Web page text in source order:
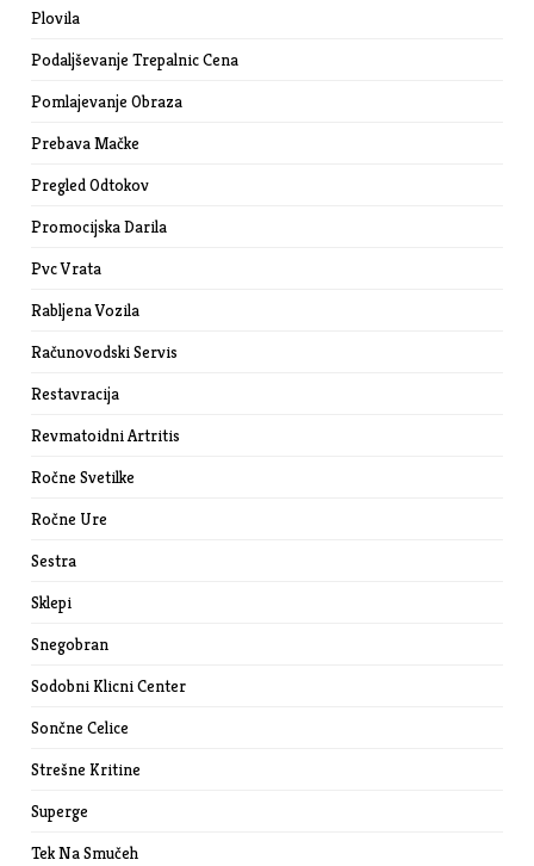
Plovila
Podaljševanje Trepalnic Cena
Pomlajevanje Obraza
Prebava Mačke
Pregled Odtokov
Promocijska Darila
Pvc Vrata
Rabljena Vozila
Računovodski Servis
Restavracija
Revmatoidni Artritis
Ročne Svetilke
Ročne Ure
Sestra
Sklepi
Snegobran
Sodobni Klicni Center
Sončne Celice
Strešne Kritine
Superge
Tek Na Smučeh